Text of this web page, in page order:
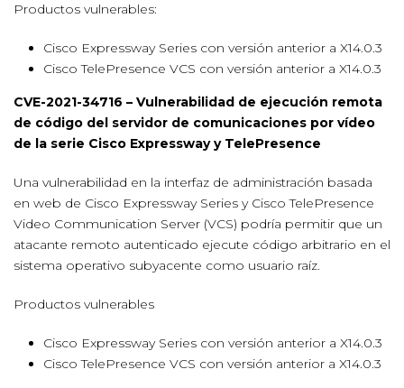
Productos vulnerables:
Cisco Expressway Series con versión anterior a X14.0.3
Cisco TelePresence VCS con versión anterior a X14.0.3
CVE-2021-34716 – Vulnerabilidad de ejecución remota
de código del servidor de comunicaciones por vídeo
de la serie Cisco Expressway y TelePresence
Una vulnerabilidad en la interfaz de administración basada
en web de Cisco Expressway Series y Cisco TelePresence
Video Communication Server (VCS) podría permitir que un
atacante remoto autenticado ejecute código arbitrario en el
sistema operativo subyacente como usuario raíz.
Productos vulnerables
Cisco Expressway Series con versión anterior a X14.0.3
Cisco TelePresence VCS con versión anterior a X14.0.3